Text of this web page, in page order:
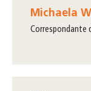
Michaela
correspondante